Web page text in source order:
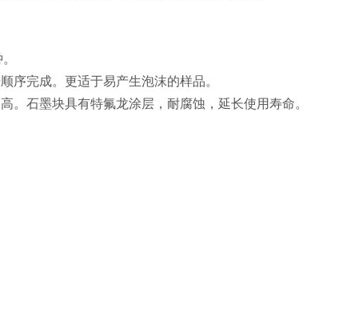
序完成。更适于易产生泡沫的样品。
。石墨块具有特氟龙涂层，耐腐蚀，延长使用寿命。